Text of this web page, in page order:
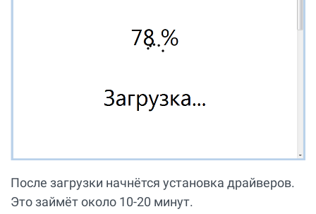
После загрузки начнётся установка драйверов.
Это займёт около 10-20 минут.